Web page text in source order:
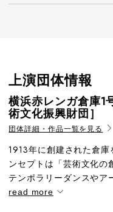
上演団体情報
横浜赤レンガ倉庫1
術文化振興財団］
団体詳細・作品一覧を見る
1913年に創建された倉
ンセプトは「芸術文化の
テンポラリーダンスやア
read more